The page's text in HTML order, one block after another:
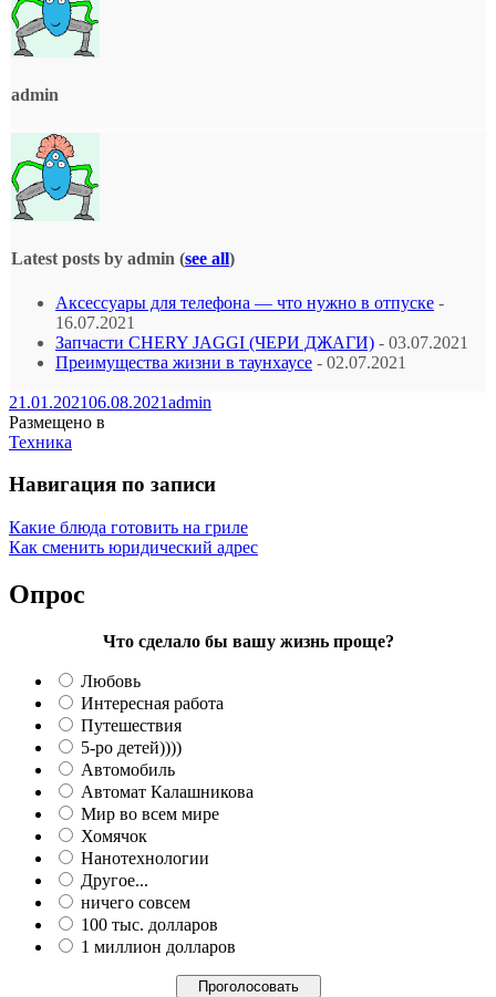
admin
Latest posts by admin (see all)
Аксессуары для телефона — что нужно в отпуске -
16.07.2021
Запчасти CHERY JAGGI (ЧЕРИ ДЖАГИ) - 03.07.2021
Преимущества жизни в таунхаусе - 02.07.2021
21.01.202106.08.2021admin
Размещено в
Техника
Навигация по записи
Какие блюда готовить на гриле
Как сменить юридический адрес
Опрос
Что сделало бы вашу жизнь проще?
Любовь
Интересная работа
Путешествия
5-ро детей))))
Автомобиль
Автомат Калашникова
Мир во всем мире
Хомячок
Нанотехнологии
Другое...
ничего совсем
100 тыс. долларов
1 миллион долларов